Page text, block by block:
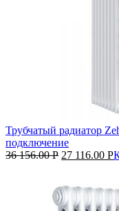
Трубчатый радиатор
подключение
36 156.00Р 27 116.00 Р